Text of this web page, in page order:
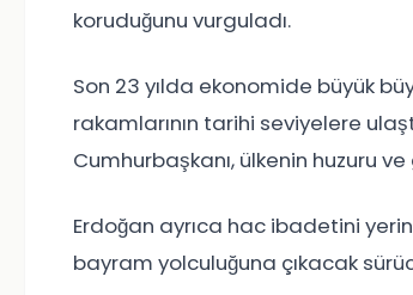
koruduğunu vurguladı.
Son 23 yılda ekonomide büyük
rakamlarının tarihi seviyelere
Cumhurbaşkanı, ülkenin huzuru
Erdoğan ayrıca hac ibadetini
bayram yolculuğuna çıkacak